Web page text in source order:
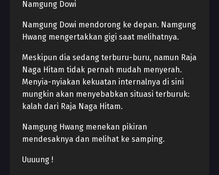
Namgung Dowi
Namgung Dowi mendorong ke depan. Namgung
Hwang mengertakkan gigi saat melihatnya.
Meskipun dia sedang terburu-buru, namun Raja
Naga Hitam tidak pernah mudah menyerah.
Menyia-nyiakan kekuatan internalnya di sini
mungkin akan menyebabkan situasi terburuk:
kalah dari Raja Naga Hitam.
Namgung Hwang menekan pikiran
mendesaknya dan melihat ke samping.
Uuuung !